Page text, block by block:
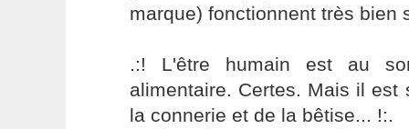
marque) fonctionnent très bien
.:! L'être humain est au
alimentaire. Certes. Mais il est
la connerie et de la bêtise... !:.